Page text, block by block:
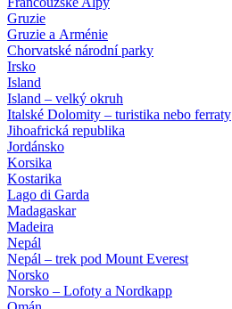
Gruzie
Gruzie a Arménie
Chorvatské národní parky
Irsko
Island
Island – velký okruh
Italské Dolomity – turistika nebo ferraty
Jihoafrická republika
Jordánsko
Korsika
Kostarika
Lago di Garda
Madagaskar
Madeira
Nepál
Nepál – trek pod Mount Everest
Norsko
Norsko – Lofoty a Nordkapp